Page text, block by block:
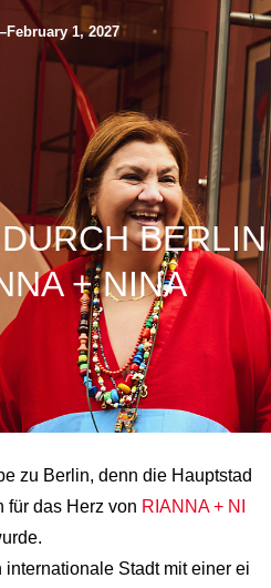
1, 2027
BERLIN
+ NINA
zu Berlin, denn die Hauptstad
für das Herz von RIANNA + NI
Stadt mit einer ei